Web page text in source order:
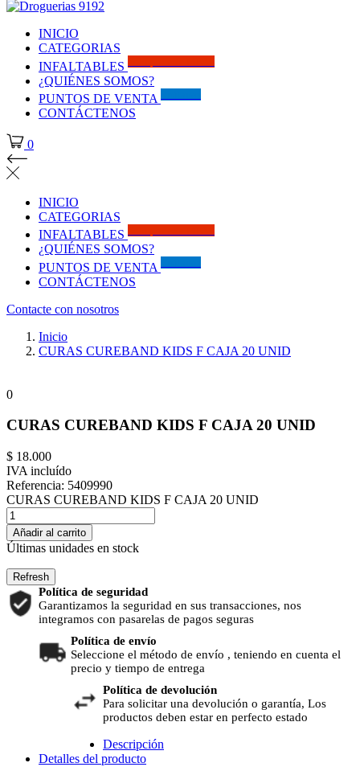
INICIO
CATEGORIAS
INFALTABLES
¿QUIÉNES SOMOS?
PUNTOS DE VENTA
CONTÁCTENOS
0
INICIO
CATEGORIAS
INFALTABLES
¿QUIÉNES SOMOS?
PUNTOS DE VENTA
CONTÁCTENOS
Contacte con nosotros
Inicio
CURAS CUREBAND KIDS F CAJA 20 UNID
0
CURAS CUREBAND KIDS F CAJA 20 UNID
$ 18.000
IVA incluído
Referencia: 5409990
CURAS CUREBAND KIDS F CAJA 20 UNID
Añadir al carrito
Últimas unidades en stock
Política de seguridad
Garantizamos la seguridad en sus transacciones, nos
integramos con pasarelas de pagos seguras
Política de envío
Seleccione el método de envío , teniendo en cuenta el
precio y tiempo de entrega
Política de devolución
Para solicitar una devolución o garantía, Los
productos deben estar en perfecto estado
Descripción
Detalles del producto